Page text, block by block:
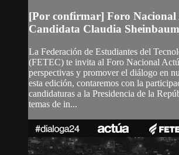
[Por confirmar] Foro Nacional
Candidata Claudia Sheinbaum
La Federación de Estudiantes del
(FETEC) te invita al Foro Nacional
perspectivas y promover el diálogo en
esta edición, contaremos con la
candidaturas a la Presidencia de la
temas de in...